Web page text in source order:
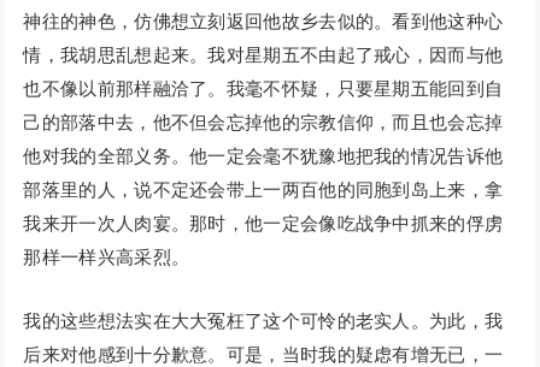
神往的神色，仿佛想立刻返回他故乡去似的。看到他这种心
情，我胡思乱想起来。我对星期五不由起了戒心，因而与他
也不像以前那样融洽了。我毫不怀疑，只要星期五能回到自
己的部落中去，他不但会忘掉他的宗教信仰，而且也会忘掉
他对我的全部义务。他一定会毫不犹豫地把我的情况告诉他
部落里的人，说不定还会带上一两百他的同胞到岛上来，拿
我来开一次人肉宴。那时，他一定会像吃战争中抓来的俘虏
那样一样兴高采烈。
我的这些想法实在大大冤枉了这个可怜的老实人。为此，我
后来对他感到十分歉意。可是，当时我的疑虑有增无已，一